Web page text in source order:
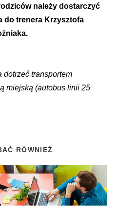
należy dostarczyć
do trenera Krzysztofa
dotrzeć transportem
miejską (autobus linii 25
RÓWNIEŻ